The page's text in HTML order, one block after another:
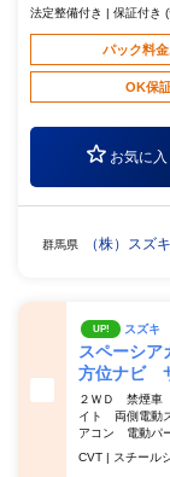
法定整備付き | 保証付き
パック料金
OK保
お気に
群馬県 （株）スズ
UP! スズキ
スペーシ
方位ナビ
２ＷＤ 禁煙車
イト 両側電動
アコン 電動パ
CVT | スチール